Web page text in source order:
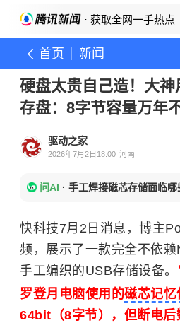
· 获取全网一手热点
首页 新闻
硬盘太贵自己造！大神
存盘：8字节容量万年
驱动之家
2026年7月2日18:00 河南
问AI · 手工焊接磁芯存储面临哪
快科技7月2日消息，博主
频，展示了一款完全不依
手工编织的USB存储设备。
罗登月电脑使用的磁芯记忆
64bit（8字节），但断电后